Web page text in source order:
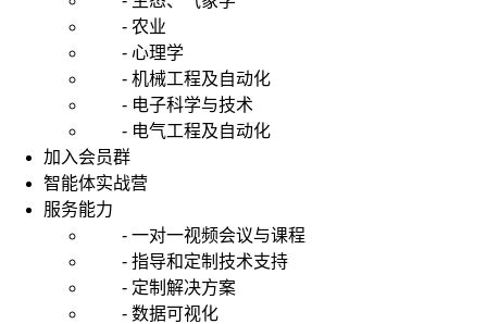
- 农业
- 心理学
- 机械工程及自动化
- 电子科学与技术
- 电气工程及自动化
加入会员群
智能体实战营
服务能力
- 一对一视频会议与课程
- 指导和定制技术支持
- 定制解决方案
- 数据可视化